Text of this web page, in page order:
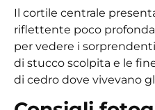
Il cortile centrale
riflettente poco
per vedere i
di stucco scolpita e le
di cedro dove vivevano